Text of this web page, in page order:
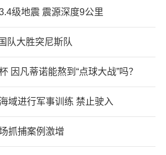
级地震 震源深度9公里
队大胜突尼斯队
因凡蒂诺能熬到“点球大战”吗？
域进行军事训练 禁止驶入
抓捕案例激增